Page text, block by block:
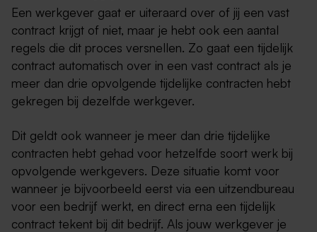
Een werkgever gaat er uiteraard over of jij een vast
contract krijgt of niet, maar je hebt ook een aantal
regels die dit proces versnellen. Zo gaat een tijdelijk
contract automatisch over in een vast contract als je
meer dan drie opvolgende tijdelijke contracten hebt
gekregen bij dezelfde werkgever.
Dit geldt ook wanneer je meer dan drie tijdelijke
contracten hebt gehad voor hetzelfde soort werk bij
opvolgende werkgevers. Deze situatie komt voor
wanneer je bijvoorbeeld eerst via een uitzendbureau
voor een bedrijf werkt, en direct erna een tijdelijk
contract tekent bij dit bedrijf. Als jouw werkgever je